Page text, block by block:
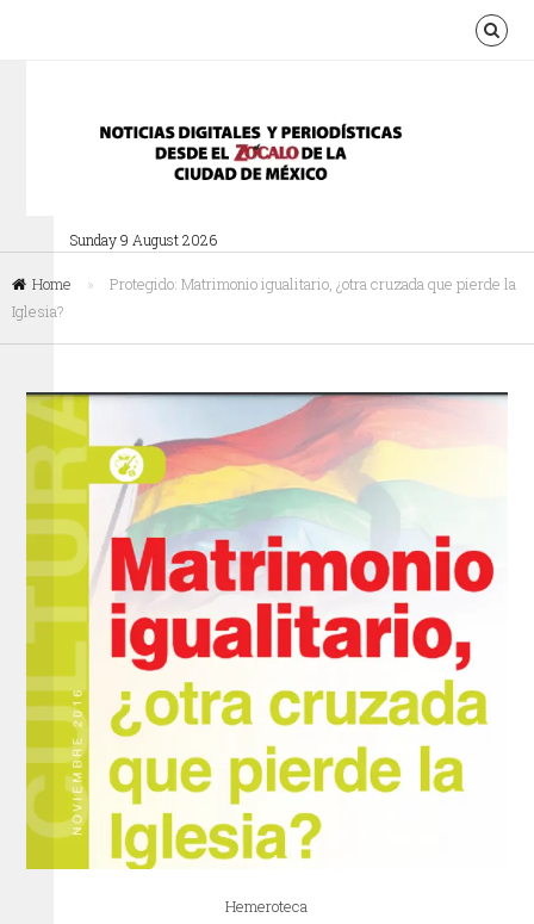
Sunday 9 August 2026
Home »
Protegido: Matrimonio igualitario, ¿otra cruzada que pierde la
Iglesia?
Hemeroteca